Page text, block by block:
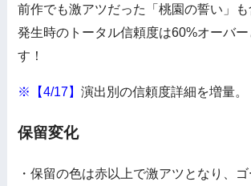
前作でも激アツだった「桃園の誓い」も
発生時のトータル信頼度は60%オーバー
す！
※【4/17】演出別の信頼度詳細を増量。
保留変化
・保留の色は赤以上で激アツとなり、